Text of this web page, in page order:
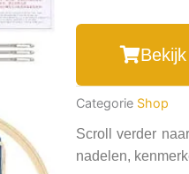
Categorie Shop
Scroll verder
nadelen,